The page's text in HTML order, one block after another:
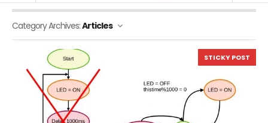
Category Archives:Articles
STICKY POST